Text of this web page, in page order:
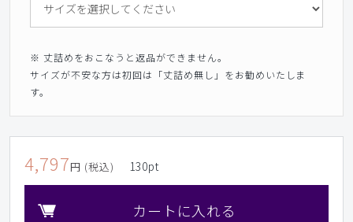
※ 丈詰めをおこなうと返品ができません。
サイズが不安な方は初回は「丈詰め無し」をお勧めいたしま
す。
4,797円 (税込) 130pt
カートに入れる